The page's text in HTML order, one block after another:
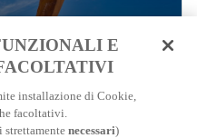
E
installazione di Cookie,
facoltativi.
strettamentenecessari)